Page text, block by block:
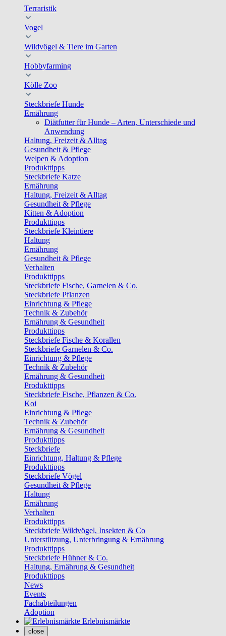
Terraristik
Vogel
Wildvögel & Tiere im Garten
Hobbyfarming
Kölle Zoo
Steckbriefe Hunde
Ernährung
Diätfutter für Hunde – Arten, Unterschiede und
Anwendung
Haltung, Freizeit & Alltag
Gesundheit & Pflege
Welpen & Adoption
Produkttipps
Steckbriefe Katze
Ernährung
Haltung, Freizeit & Alltag
Gesundheit & Pflege
Kitten & Adoption
Produkttipps
Steckbriefe Kleintiere
Haltung
Ernährung
Gesundheit & Pflege
Verhalten
Produkttipps
Steckbriefe Fische, Garnelen & Co.
Steckbriefe Pflanzen
Einrichtung & Pflege
Technik & Zubehör
Ernährung & Gesundheit
Produkttipps
Steckbriefe Fische & Korallen
Steckbriefe Garnelen & Co.
Einrichtung & Pflege
Technik & Zubehör
Ernährung & Gesundheit
Produkttipps
Steckbriefe Fische, Pflanzen & Co.
Koi
Einrichtung & Pflege
Technik & Zubehör
Ernährung & Gesundheit
Produkttipps
Steckbriefe
Einrichtung, Haltung & Pflege
Produkttipps
Steckbriefe Vögel
Gesundheit & Pflege
Haltung
Ernährung
Verhalten
Produkttipps
Steckbriefe Wildvögel, Insekten & Co
Unterstützung, Unterbringung & Ernährung
Produkttipps
Steckbriefe Hühner & Co.
Haltung, Ernährung & Gesundheit
Produkttipps
News
Events
Fachabteilungen
Adoption
Erlebnismärkte
close